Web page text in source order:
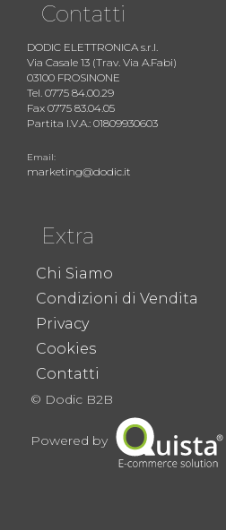
Contatti
DODIC ELETTRONICA s.r.l.
Via Casale 13 (Trav. Via A.Fabi)
03100 FROSINONE
Tel. 0775 84.00.29
Fax 0775 83.04.05
Partita I.V.A.: 01809930603
Email:
marketing@dodic.it
Extra
Chi Siamo
Condizioni di Vendita
Privacy
Cookies
Contatti
© Dodic B2B
Powered by